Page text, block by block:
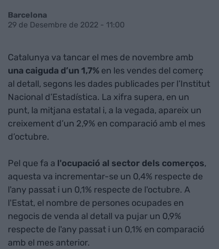
Barcelona
29 de Desembre de 2022 - 11:00
Catalunya va tancar el mes de novembre amb
una caiguda d’un 1,7% en les vendes del comerç
al detall, segons les dades publicades per l’Institut
Nacional d’Estadística. La xifra supera, en un
punt, la mitjana estatal i, a la vegada, apareix un
creixement d’un 2,9% en comparació amb el mes
d’octubre.
Pel que fa a l'ocupació al sector dels comerços,
aquesta va incrementar-se un 0,4% respecte de
l'any passat i un 0,1% respecte de l'octubre. A
l'Estat, el nombre de persones ocupades en
negocis de venda al detall va pujar un 0,9%
respecte de l'any passat i un 0,1% en comparació
amb el mes anterior.